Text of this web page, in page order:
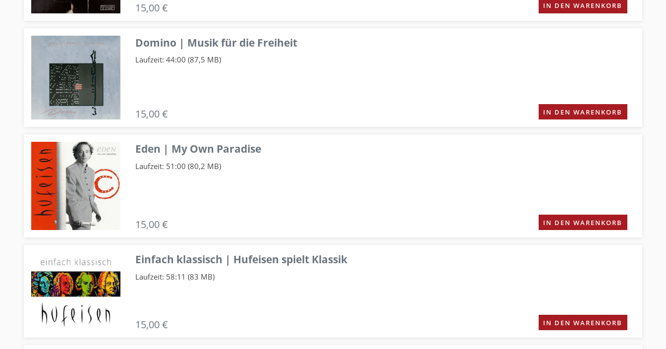
15,00 € IN DEN WARENKORB
Domino | Musik für die Freiheit
Laufzeit: 44:00 (87,5 MB)
15,00 € IN DEN WARENKORB
Eden | My Own Paradise
Laufzeit: 51:00 (80,2 MB)
15,00 € IN DEN WARENKORB
Einfach klassisch | Hufeisen spielt Klassik
Laufzeit: 58:11 (83 MB)
15,00 € IN DEN WARENKORB